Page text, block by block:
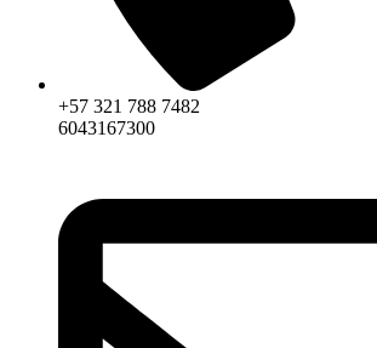
+57 321 788 7482
6043167300